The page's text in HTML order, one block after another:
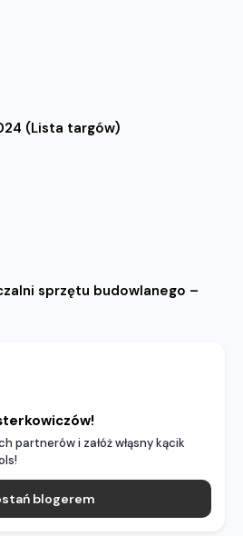
(Lista targów)
sprzętu budowlanego –
partnerów i załóż włąsny kącik
blogerem